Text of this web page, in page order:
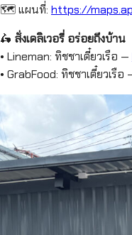
🗺️ แผนที่: https://
🛵 สั่งเดลิเวอรี่ อร่อยถึงบ้าน
• Lineman: ทิชชาเตี๋ยวเรือ —
• GrabFood: ทิชชาเตี๋ยวเรือ